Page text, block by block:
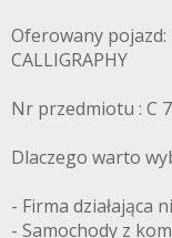
Oferowany pojazd:
CALLIGRAPHY
Nr przedmiotu : C
Dlaczego warto
- Firma działająca
- Samochody z